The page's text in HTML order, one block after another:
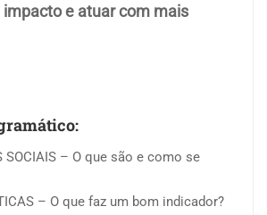
impacto e atuar com mais
SOCIAIS – O que são e como se
– O que faz um bom indicador?